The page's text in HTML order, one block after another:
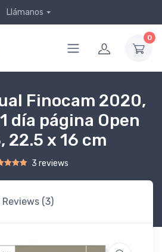
Llámanos
0
Finocam 2020,
día página Open
22.5 x 16 cm
5.00out of 5 based oncustomer ratings
3 reviews
Reviews (3)